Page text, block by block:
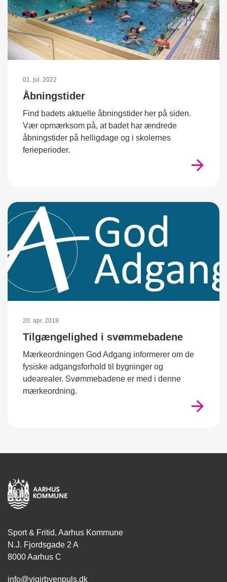
01. jul. 2022
Åbningstider
Find badets aktuelle åbningstider her på siden.
Vær opmærksom på, at badet har ændrede
åbningstider på helligdage og i skolernes
ferieperioder.
20. apr. 2018
Tilgængelighed i svømmebadene
Mærkeordningen God Adgang informerer om de
fysiske adgangsforhold til bygninger og
udearealer. Svømmebadene er med i denne
mærkeordning.
Sport & Fritid, Aarhus Kommune
N.J. Fjordsgade 2 A
8000 Aarhus C
info@vigirbyenpuls.dk